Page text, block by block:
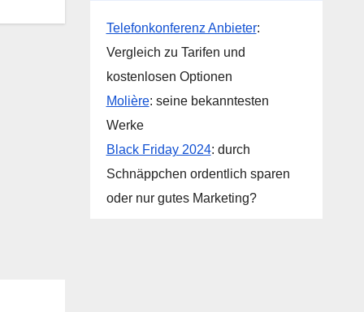
Telefonkonferenz Anbieter:
Vergleich zu Tarifen und
kostenlosen Optionen
Molière: seine bekanntesten
Werke
Black Friday 2024: durch
Schnäppchen ordentlich sparen
oder nur gutes Marketing?